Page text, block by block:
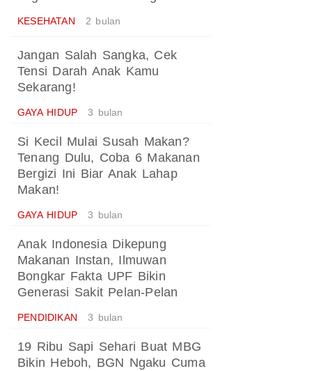
KESEHATAN 2 bulan
Jangan Salah Sangka, Cek
Tensi Darah Anak Kamu
Sekarang!
GAYA HIDUP 3 bulan
Si Kecil Mulai Susah Makan?
Tenang Dulu, Coba 6 Makanan
Bergizi Ini Biar Anak Lahap
Makan!
GAYA HIDUP 3 bulan
Anak Indonesia Dikepung
Makanan Instan, Ilmuwan
Bongkar Fakta UPF Bikin
Generasi Sakit Pelan-Pelan
PENDIDIKAN 3 bulan
19 Ribu Sapi Sehari Buat MBG
Bikin Heboh, BGN Ngaku Cuma